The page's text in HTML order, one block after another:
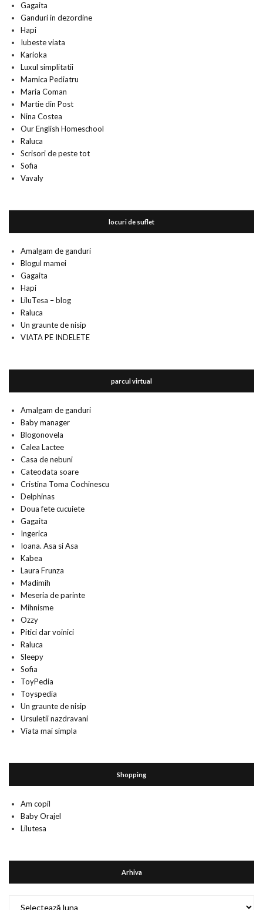
Gagaita
Ganduri in dezordine
Hapi
Iubeste viata
Karioka
Luxul simplitatii
Mamica Pediatru
Maria Coman
Martie din Post
Nina Costea
Our English Homeschool
Raluca
Scrisori de peste tot
Sofia
Vavaly
locuri de suflet
Amalgam de ganduri
Blogul mamei
Gagaita
Hapi
LiluTesa – blog
Raluca
Un graunte de nisip
VIATA PE INDELETE
parcul virtual
Amalgam de ganduri
Baby manager
Blogonovela
Calea Lactee
Casa de nebuni
Cateodata soare
Cristina Toma Cochinescu
Delphinas
Doua fete cucuiete
Gagaita
Ingerica
Ioana. Asa si Asa
Kabea
Laura Frunza
Madimih
Meseria de parinte
Mihnisme
Ozzy
Pitici dar voinici
Raluca
Sleepy
Sofia
ToyPedia
Toyspedia
Un graunte de nisip
Ursuletii nazdravani
Viata mai simpla
Shopping
Am copil
Baby Orajel
Lilutesa
Arhiva